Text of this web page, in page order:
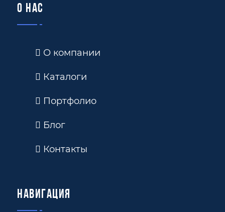
О нас
О компании
Каталоги
Портфолио
Блог
Контакты
Навигация